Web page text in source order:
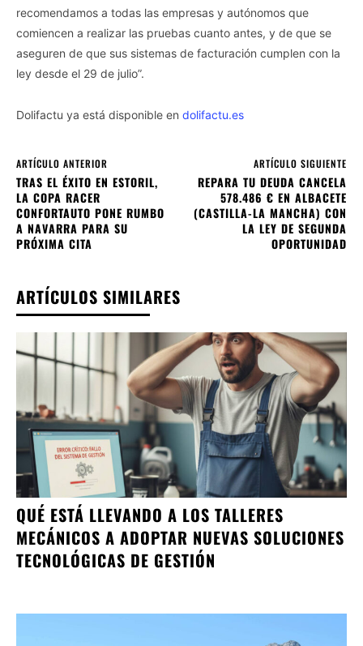
recomendamos a todas las empresas y autónomos que
comiencen a realizar las pruebas cuanto antes, y de que se
aseguren de que sus sistemas de facturación cumplen con la
ley desde el 29 de julio”.
Dolifactu ya está disponible en dolifactu.es
ARTÍCULO ANTERIOR
TRAS EL ÉXITO EN ESTORIL,
LA COPA RACER
CONFORTAUTO PONE RUMBO
A NAVARRA PARA SU
PRÓXIMA CITA
ARTÍCULO SIGUIENTE
REPARA TU DEUDA CANCELA
578.486 € EN ALBACETE
(CASTILLA-LA MANCHA) CON
LA LEY DE SEGUNDA
OPORTUNIDAD
ARTÍCULOS SIMILARES
QUÉ ESTÁ LLEVANDO A LOS TALLERES
MECÁNICOS A ADOPTAR NUEVAS SOLUCIONES
TECNOLÓGICAS DE GESTIÓN